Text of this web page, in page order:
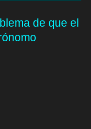
de que el